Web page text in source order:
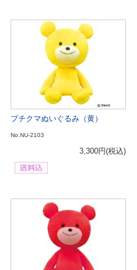
プチクマぬいぐるみ（黄）
No.NU-2103
3,300円(税込)